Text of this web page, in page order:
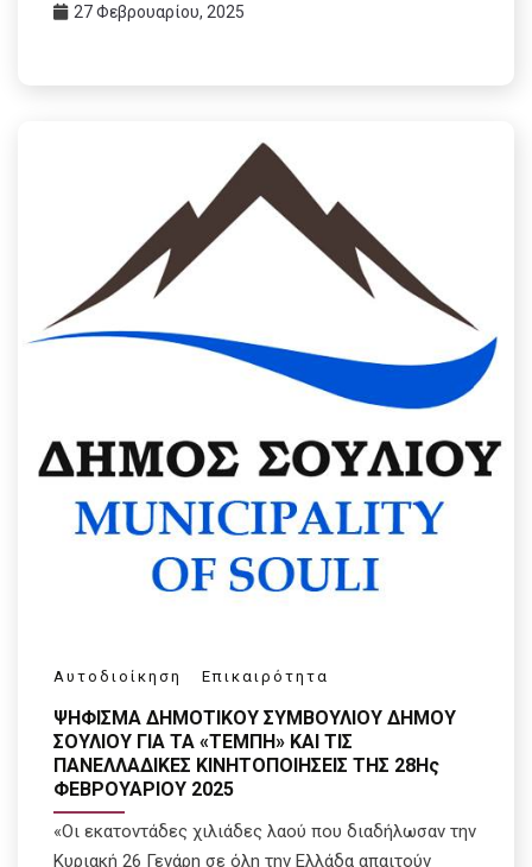
27 Φεβρουαρίου, 2025
Αυτοδιοίκηση Επικαιρότητα
ΨΗΦΙΣΜΑ ΔΗΜΟΤΙΚΟΥ ΣΥΜΒΟΥΛΙΟΥ ΔΗΜΟΥ
ΣΟΥΛΙΟΥ ΓΙΑ ΤΑ «ΤΕΜΠΗ» ΚΑΙ ΤΙΣ
ΠΑΝΕΛΛΑΔΙΚΕΣ ΚΙΝΗΤΟΠΟΙΗΣΕΙΣ ΤΗΣ 28Ης
ΦΕΒΡΟΥΑΡΙΟΥ 2025
«Οι εκατοντάδες χιλιάδες λαού που διαδήλωσαν την
Κυριακή 26 Γενάρη σε όλη την Ελλάδα απαιτούν